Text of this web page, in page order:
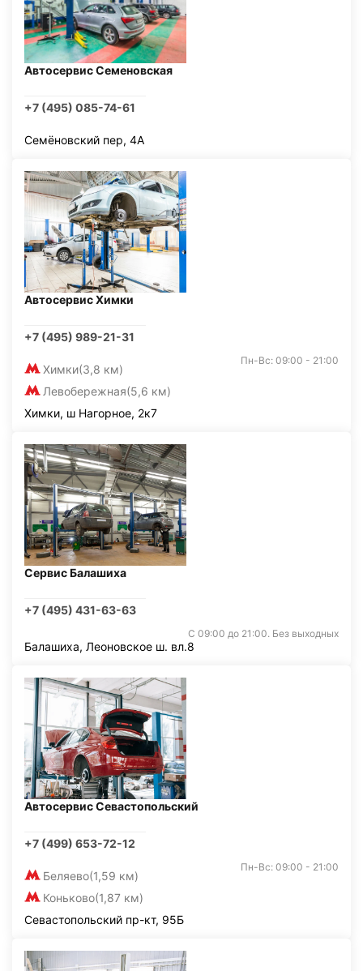
Автосервис Семеновская
+7 (495) 085-74-61
Семёновский пер, 4А
Автосервис Химки
+7 (495) 989-21-31
Химки(3,8 км)
Левобережная(5,6 км)
Пн-Вс: 09:00 - 21:00
Химки, ш Нагорное, 2к7
Сервис Балашиха
+7 (495) 431-63-63
С 09:00 до 21:00. Без выходных
Балашиха, Леоновское ш. вл.8
Автосервис Севастопольский
+7 (499) 653-72-12
Беляево(1,59 км)
Коньково(1,87 км)
Пн-Вс: 09:00 - 21:00
Севастопольский пр-кт, 95Б